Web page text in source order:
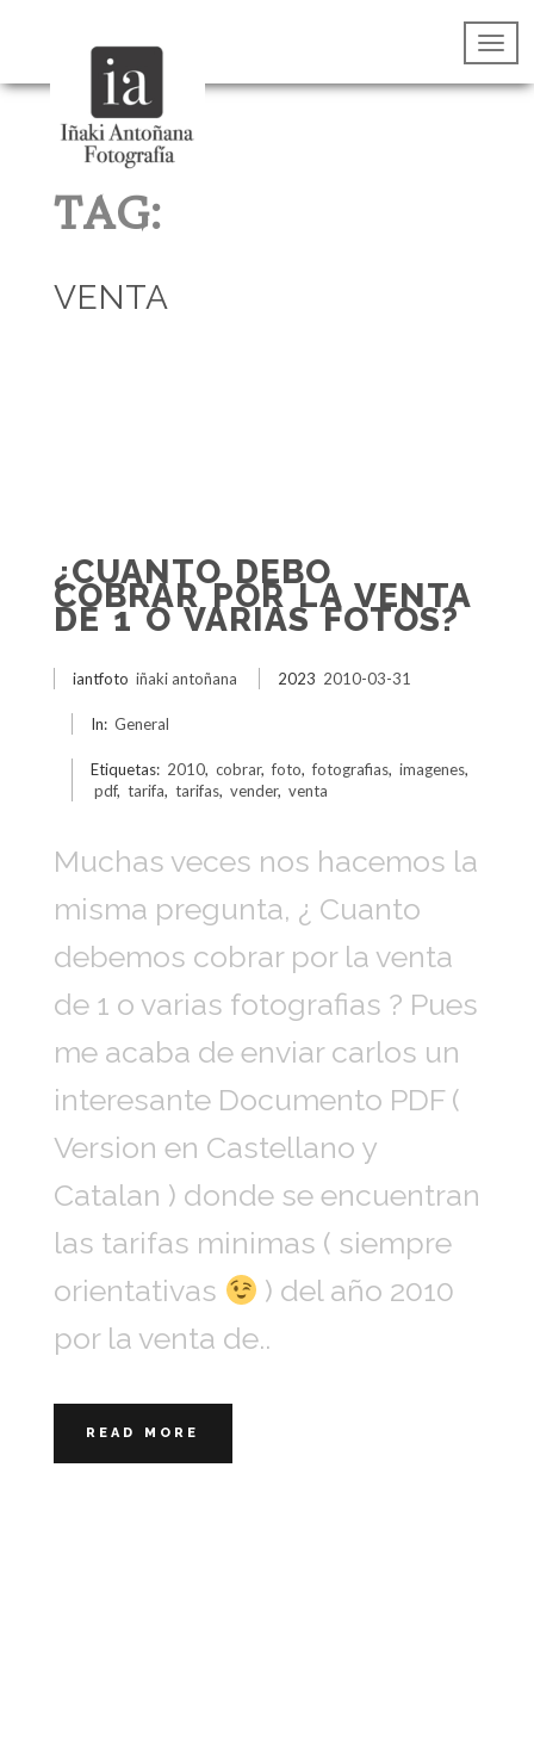
TAG:
VENTA
¿CUANTO DEBO
COBRAR POR LA VENTA
DE 1 O VARIAS FOTOS?
iantfoto iñaki antoñana 2023 2010-03-31
In: General
Etiquetas: 2010, cobrar, foto, fotografias, imagenes,
pdf, tarifa, tarifas, vender, venta
Muchas veces nos hacemos la
misma pregunta, ¿ Cuanto
debemos cobrar por la venta
de 1 o varias fotografias ? Pues
me acaba de enviar carlos un
interesante Documento PDF (
Version en Castellano y
Catalan ) donde se encuentran
las tarifas minimas ( siempre
orientativas
) del año 2010
por la venta de..
READ MORE